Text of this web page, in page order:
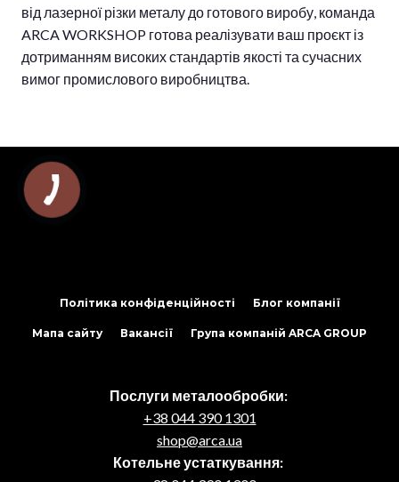
від лазерної різки металу до готового виробу, команда
ARCA WORKSHOP готова реалізувати ваш проєкт із
дотриманням високих стандартів якості та сучасних
вимог промислового виробництва.
Політика конфіденційності Блог компанії
Мапа сайту Вакансії Група компаній ARCA GROUP
Послуги металообробки:
+38 044 390 1301
shop@arca.ua
Котельне устаткування: